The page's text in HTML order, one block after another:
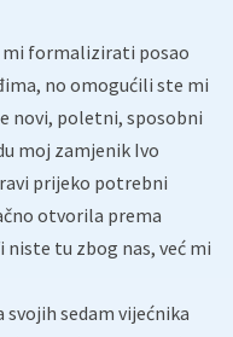
formalizirati posao
no omogućili ste mi
novi, poletni, sposobni
moj zamjenik Ivo
prijeko potrebni
otvorila prema
niste tu zbog nas, već mi
sedam vijećnika